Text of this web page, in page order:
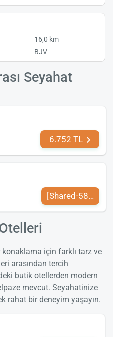
16,0 km
BJV
Seyahat
6.752 TL
[Shared-589-tr-
için farklı tarz ve
arasından tercih
butik otellerden modern
mevcut. Seyahatinize
rahat bir deneyim yaşayın.